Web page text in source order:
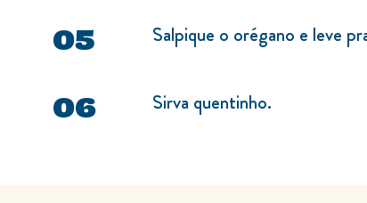
Salpique o orégano e leve
Sirva quentinho.